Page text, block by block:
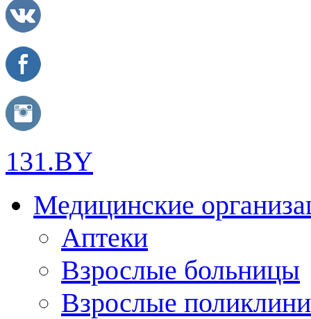
131.BY
Медицинские
Аптеки
Взрослые больницы
Взрослые